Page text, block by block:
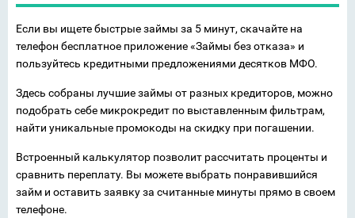
Если вы ищете быстрые займы за 5 минут, скачайте на
телефон бесплатное приложение «Займы без отказа» и
пользуйтесь кредитными предложениями десятков МФО.
Здесь собраны лучшие займы от разных кредиторов, можно
подобрать себе микрокредит по выставленным фильтрам,
найти уникальные промокоды на скидку при погашении.
Встроенный калькулятор позволит рассчитать проценты и
сравнить переплату. Вы можете выбрать понравившийся
займ и оставить заявку за считанные минуты прямо в своем
телефоне.